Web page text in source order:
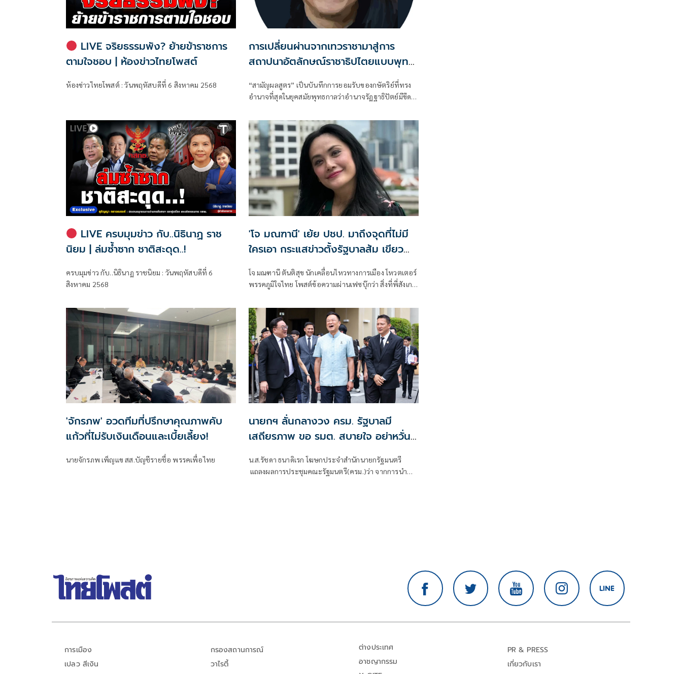
LIVE จริยธรรมพัง? ย้ายข้าราชการ
ตามใจชอบ | ห้องข่าวไทยโพสต์
ห้องข่าวไทยโพสต์ : วันพฤหัสบดีที่ 6 สิงหาคม 2568
การเปลี่ยนผ่านจากเทวราชามาสู่การ
สถาปนาอัตลักษณ์ราชาธิปไตยแบบพุทธ
ศาสนาในพระไตรปิฏก : สามัญผลสูตรใน
ฐานะทฤษฎีขีดจำกัดของอำนาจรัฐเหนือ
แรงงานและทรัพย์สิน
“สามัญผลสูตร” เป็นบันทึกการยอมรับของกษัตริย์ที่ทรง
อำนาจที่สุดในยุคสมัยพุทธกาลว่าอำนาจรัฏฐาธิปัตย์มีขีด
จิตใจของพลเมือง
LIVE ครบมุมข่าว กับ..นิธินาฏ ราช
นิยม | ล่มซ้ำซาก ชาติสะดุด..!
ครบมุมข่าว กับ..นิธินาฏ ราชนิยม : วันพฤหัสบดีที่ 6
สิงหาคม 2568
'โจ มณฑานี' เย้ย ปชป. มาถึงจุดที่ไม่มี
ใครเอา กระแสข่าวตั้งรัฐบาลส้ม เขียว
แดง ก็ยังไม่มีฟ้าเลย
โจ มณฑานี ตันติสุข นักเคลื่อนไหวทางการเมือง โหวตเตอร์
พรรคภูมิใจไทย โพสต์ข้อความผ่านเฟซบุ๊กว่า สิ่งที่พี่สังเกต
มาถึงจุดที่เป็นพรรคที่ทุกฝั่งลืมได้ไงเนี้ย
'จักรภพ' อวดทีมที่ปรึกษาคุณภาพคับ
แก้วที่ไม่รับเงินเดือนและเบี้ยเลี้ยง!
นายจักรภพ เพ็ญแข สส.บัญชีรายชื่อ พรรคเพื่อไทย
นายกฯ ลั่นกลางวง ครม. รัฐบาลมี
เสถียรภาพ ขอ รมต. สบายใจ อย่าหวั่น
น.ส.รัชดา ธนาดิเรก โฆษกประจำสำนักนายกรัฐมนตรี
แถลงผลการประชุมคณะรัฐมนตรี(ครม.)ว่า จากการนำ
การเมือง
เปลว สีเงิน
กรองสถานการณ์
วาไรตี้
ต่างประเทศ
อาชญากรรม
PR & PRESS
เกี่ยวกับเรา